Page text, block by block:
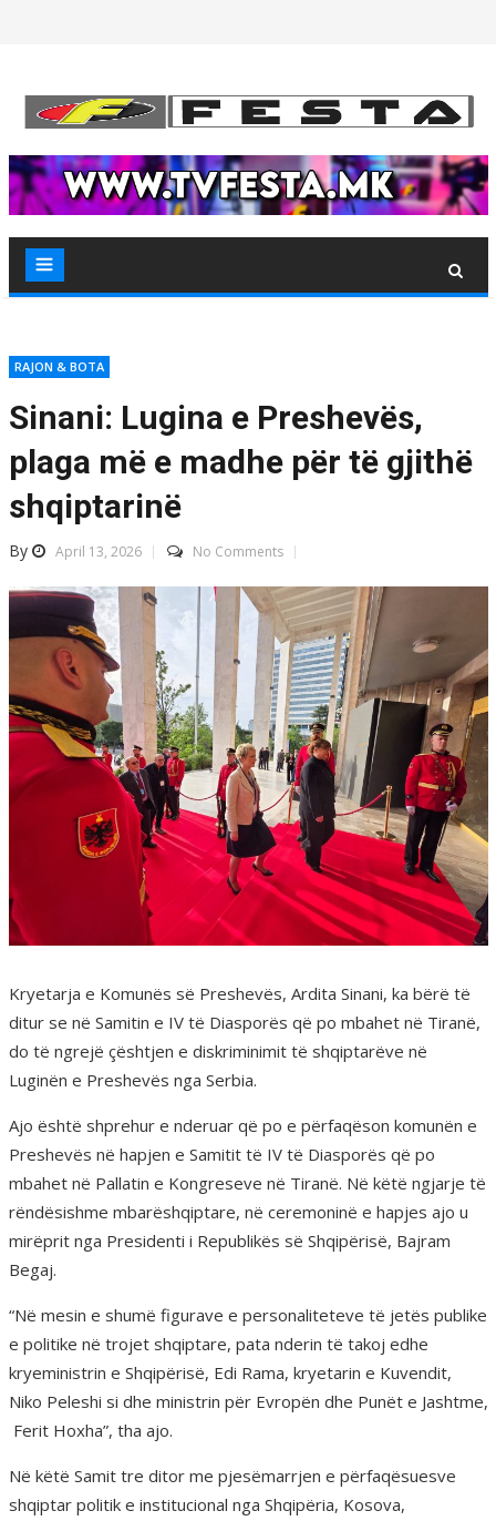
RAJON & BOTA
Sinani: Lugina e Preshevës,
plaga më e madhe për të gjithë
shqiptarinë
By April 13, 2026 No Comments
Kryetarja e Komunës së Preshevës, Ardita Sinani, ka bërë të
ditur se në Samitin e IV të Diasporës që po mbahet në Tiranë,
do të ngrejë çështjen e diskriminimit të shqiptarëve në
Luginën e Preshevës nga Serbia.
Ajo është shprehur e nderuar që po e përfaqëson komunën e
Preshevës në hapjen e Samitit të IV të Diasporës që po
mbahet në Pallatin e Kongreseve në Tiranë. Në këtë ngjarje të
rëndësishme mbarëshqiptare, në ceremoninë e hapjes ajo u
mirëprit nga Presidenti i Republikës së Shqipërisë, Bajram
Begaj.
“Në mesin e shumë figurave e personaliteteve të jetës publike
e politike në trojet shqiptare, pata nderin të takoj edhe
kryeministrin e Shqipërisë, Edi Rama, kryetarin e Kuvendit,
Niko Peleshi si dhe ministrin për Evropën dhe Punët e Jashtme,
Ferit Hoxha”, tha ajo.
Në këtë Samit tre ditor me pjesëmarrjen e përfaqësuesve
shqiptar politik e institucional nga Shqipëria, Kosova,